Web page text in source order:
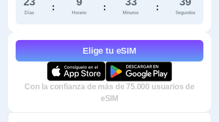
Días
:
Horario
:
Minutos
:
Segundos
Elige tu eSIM
Con la confianza de más de 75.000 usuarios de
eSIM